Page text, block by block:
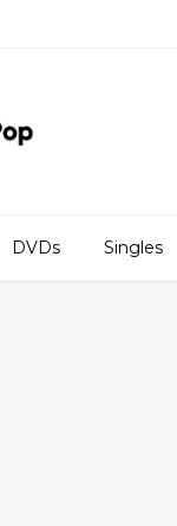
DVDs Singles